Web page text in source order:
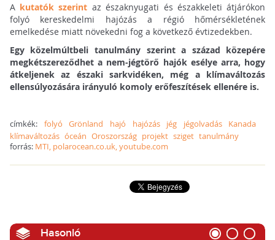
A kutatók szerint az északnyugati és északkeleti átjárókon
folyó kereskedelmi hajózás a régió hőmérsékletének
emelkedése miatt növekedni fog a következő évtizedekben.
Egy közelmúltbeli tanulmány szerint a század közepére
megkétszereződhet a nem-jégtörő hajók esélye arra, hogy
átkeljenek az északi sarkvidéken, még a klímaváltozás
ellensúlyozására irányuló komoly erőfeszítések ellenére is.
címkék: folyó Grönland hajó hajózás jég jégolvadás
Kanada
klímaváltozás óceán Oroszország projekt sziget tanulmány
forrás: MTI, polarocean.co.uk, youtube.com
Hasonló